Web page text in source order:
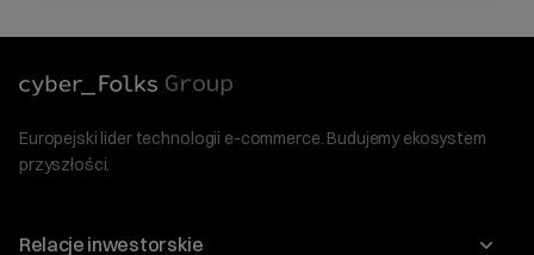
Europejski lider technologii e-commerce. Budujemy ekosystem
przyszłości.
Relacje inwestorskie